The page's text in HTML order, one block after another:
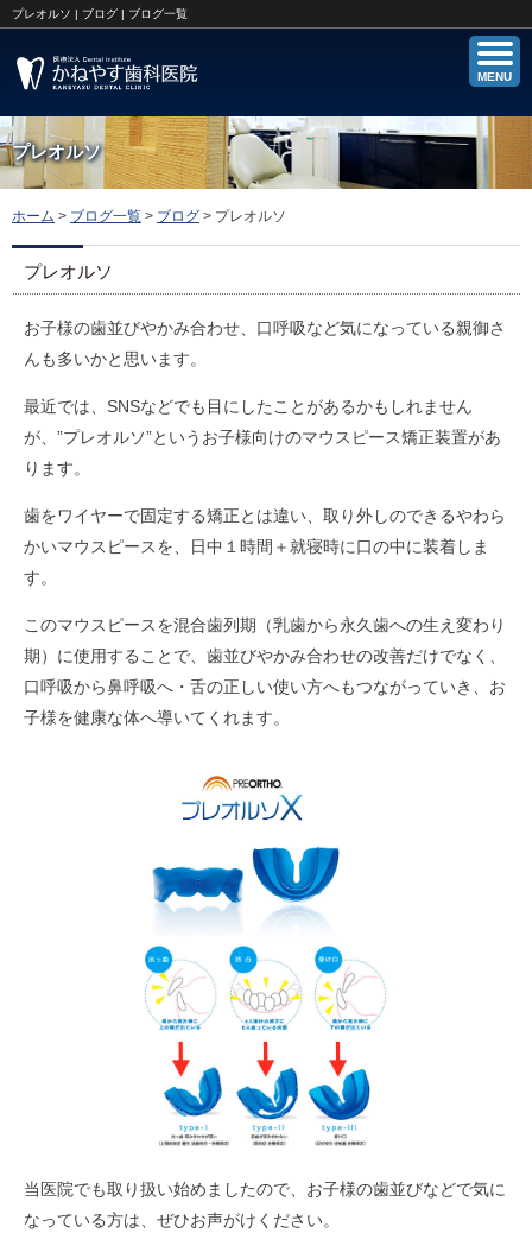
プレオルソ | ブログ | ブログ一覧
MENU
プレオルソ
ホーム > ブログ一覧 > ブログ > プレオルソ
プレオルソ
お子様の歯並びやかみ合わせ、口呼吸など気になっている親御さ
んも多いかと思います。
最近では、SNSなどでも目にしたことがあるかもしれません
が、”プレオルソ”というお子様向けのマウスピース矯正装置があ
ります。
歯をワイヤーで固定する矯正とは違い、取り外しのできるやわら
かいマウスピースを、日中１時間＋就寝時に口の中に装着しま
す。
このマウスピースを混合歯列期（乳歯から永久歯への生え変わり
期）に使用することで、歯並びやかみ合わせの改善だけでなく、
口呼吸から鼻呼吸へ・舌の正しい使い方へもつながっていき、お
子様を健康な体へ導いてくれます。
当医院でも取り扱い始めましたので、お子様の歯並びなどで気に
なっている方は、ぜひお声がけください。